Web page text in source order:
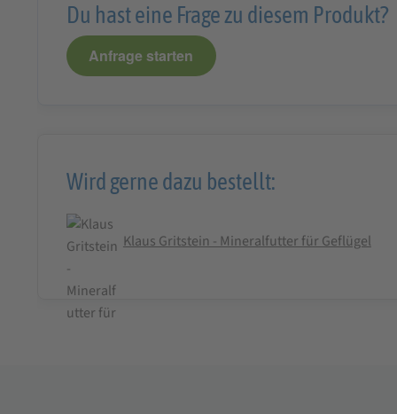
Du hast eine Frage zu diesem Produkt?
Anfrage starten
Wird gerne dazu bestellt:
Klaus Gritstein - Mineralfutter für Geflügel